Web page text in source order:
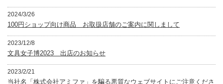
2024/3/26
100円ショップ向け商品 お取扱店舗のご案内に関しまして
2023/12/8
文具女子博2023 出店のお知らせ
2023/2/21
当社名「株式会社アミファ」を騙る悪質なウェブサイトにご注意くださ